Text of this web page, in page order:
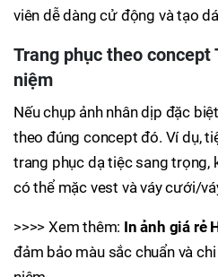
viên dễ dàng cử động và tạo
Trang phục theo
niệm
Nếu chụp ảnh nhân dịp đặc
theo đúng concept đó. Ví dụ,
trang phục dạ tiệc sang trọng,
có thể mặc vest và váy cưới/
>>>> Xem thêm: In ảnh giá rẻ
đảm bảo màu sắc chuẩn và